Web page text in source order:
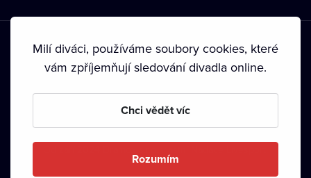
Podmínky používání • Ochrana soukromí • Zásady používání
• Autorská práva•
Milí diváci, používáme soubory cookies, které
vám zpříjemňují sledování divadla online.
Chci vědět víc
Rozumím